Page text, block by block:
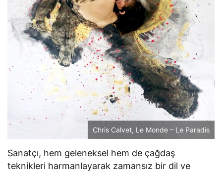
Chris Calvet, Le Monde – Le Paradis
Sanatçı, hem geleneksel hem de çağdaş
teknikleri harmanlayarak zamansız bir dil ve